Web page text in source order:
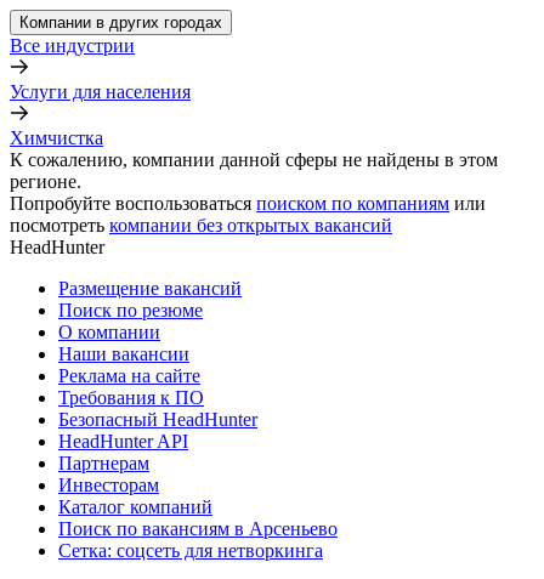
Компании в других городах
Все индустрии
Услуги для населения
Химчистка
К сожалению, компании данной сферы не найдены в этом
регионе.
Попробуйте воспользоваться поиском по компаниям или
посмотреть компании без открытых вакансий
HeadHunter
Размещение вакансий
Поиск по резюме
О компании
Наши вакансии
Реклама на сайте
Требования к ПО
Безопасный HeadHunter
HeadHunter API
Партнерам
Инвесторам
Каталог компаний
Поиск по вакансиям в Арсеньево
Сетка: соцсеть для нетворкинга